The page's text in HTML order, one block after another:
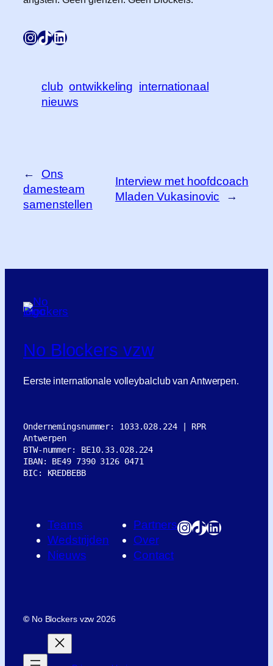
Instagram
TikTok
LinkedIn
club ontwikkeling internationaal
nieuws
←
Ons
damesteam
samenstellen
Interview met hoofdcoach
Mladen Vukasinovic
→
No Blockers vzw
Eerste internationale volleybalclub van Antwerpen.
Ondernemingsnummer: 1033.028.224 | RPR
Antwerpen
BTW-nummer: BE10.33.028.224
IBAN: BE49 7390 3126 0471
BIC: KREDBEBB
Teams
Wedstrijden
Nieuws
Partners
Over
Contact
Instagram
TikTok
LinkedIn
©No Blockers vzw 2026